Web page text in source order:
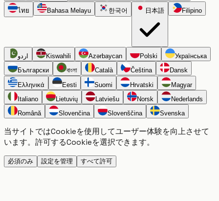
ไทย
Bahasa Melayu 한국어 日本語 Filipino
اردو Kiswahili Azərbaycan Polski
Українська
Български
বাংলা Català Čeština
Dansk
Ελληνικά
Eesti Suomi Hrvatski
Magyar
Italiano
Lietuvių Latviešu Norsk
Nederlands
Română
Slovenčina Slovenščina Svenska
当サイトではCookieを使用してユーザー体験を向上させて
います。許可するCookieを選択できます。
必須のみ 設定を管理 すべて許可